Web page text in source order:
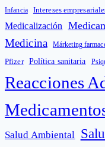
Infancia Intereses
Medicalización
Medicina Márketing
Pfizer Política sanitaria
Reacciones
Salud Ambiental